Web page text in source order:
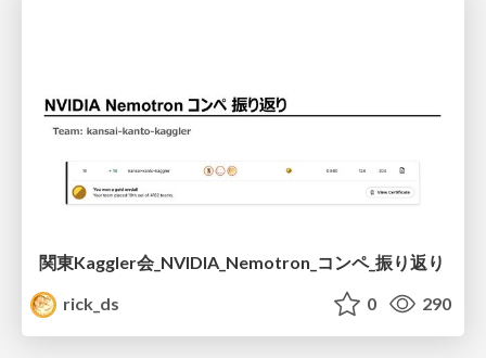
関東Kaggler会_NVIDIA_Nemotron_コンペ_振り返り
rick_ds
0 290